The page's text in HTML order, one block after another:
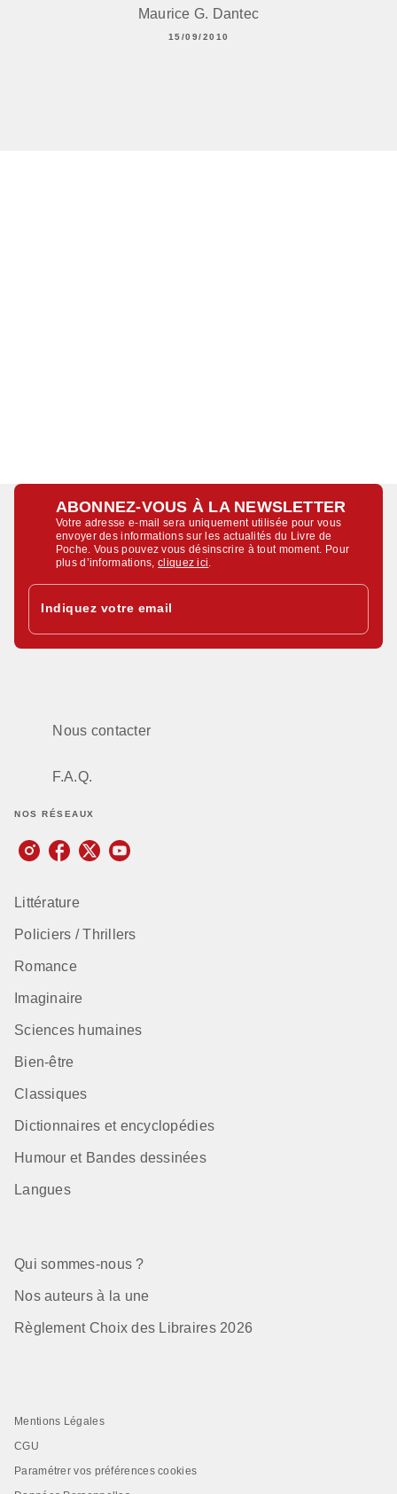
Maurice G. Dantec
15/09/2010
ABONNEZ-VOUS À LA NEWSLETTER
Votre adresse e-mail sera uniquement utilisée pour vous
envoyer des informations sur les actualités du Livre de
Poche. Vous pouvez vous désinscrire à tout moment. Pour
plus d’informations,cliquez ici
Indiquez votre email
Nous contacter
F.A.Q.
NOS RÉSEAUX
Littérature
Policiers / Thrillers
Romance
Imaginaire
Sciences humaines
Bien-être
Classiques
Dictionnaires et encyclopédies
Humour et Bandes dessinées
Langues
Qui sommes-nous ?
Nos auteurs à la une
Règlement Choix des Libraires 2026
Mentions Légales
CGU
Paramétrer vos préférences cookies